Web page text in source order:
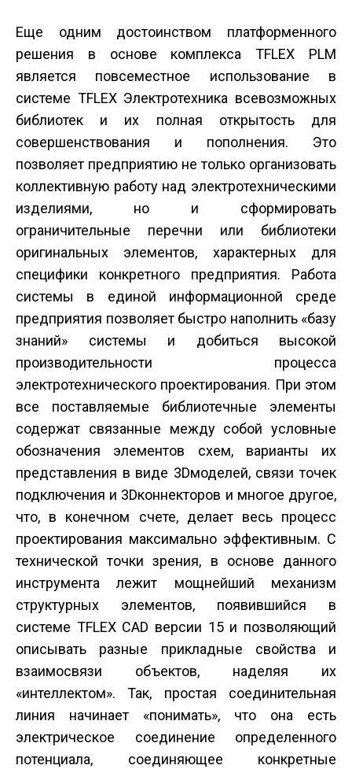
Еще одним достоинством платформенного
решения в основе комплекса T­FLEX PLM
является повсеместное использование в
системе T­FLEX Электротехника всевозможных
библиотек и их полная открытость для
совершенствования и пополнения. Это
позволяет предприятию не только организовать
коллективную работу над электротехническими
изделиями, но и сформировать
ограничительные перечни или библиотеки
оригинальных элементов, характерных для
специфики конкретного предприятия. Работа
системы в единой информационной среде
предприятия позволяет быстро наполнить «базу
знаний» системы и добиться высокой
производительности процесса
электротехнического проектирования. При этом
все поставляемые библиотечные элементы
содержат связанные между собой условные
обозначения элементов схем, варианты их
представления в виде 3D­моделей, связи точек
подключения и 3D­коннекторов и многое другое,
что, в конечном счете, делает весь процесс
проектирования максимально эффективным. С
технической точки зрения, в основе данного
инструмента лежит мощнейший механизм
структурных элементов, появившийся в
системе T­FLEX CAD версии 15 и позволяющий
описывать разные прикладные свойства и
взаимосвязи объектов, наделяя их
«интеллектом». Так, простая соединительная
линия начинает «понимать», что она есть
электрическое соединение определенного
потенциала, соединяющее конкретные